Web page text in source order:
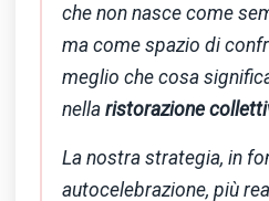
che non nasce come
ma come spazio di
meglio che cosa
nella ristorazione
La nostra strategia, in
autocelebrazione, più